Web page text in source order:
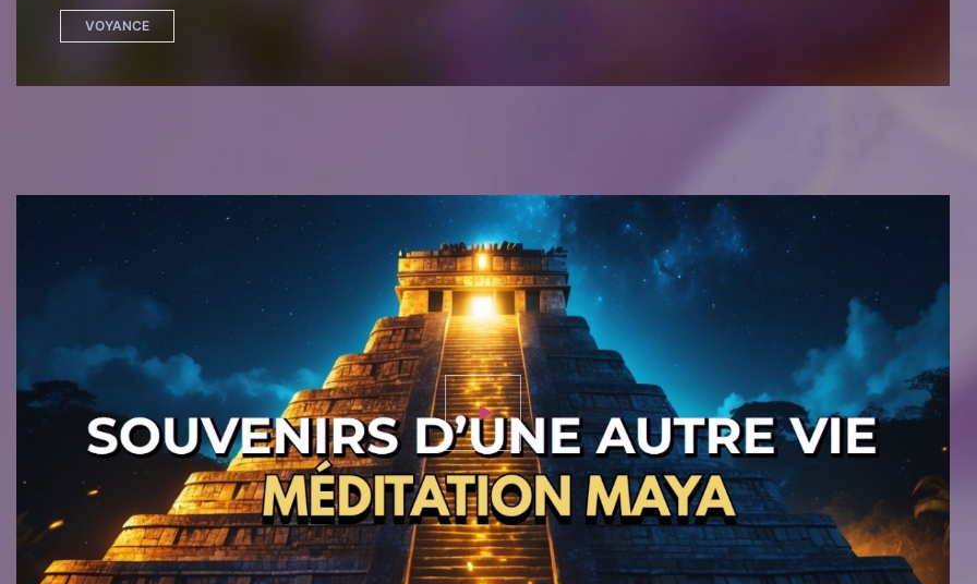
VOYANCE